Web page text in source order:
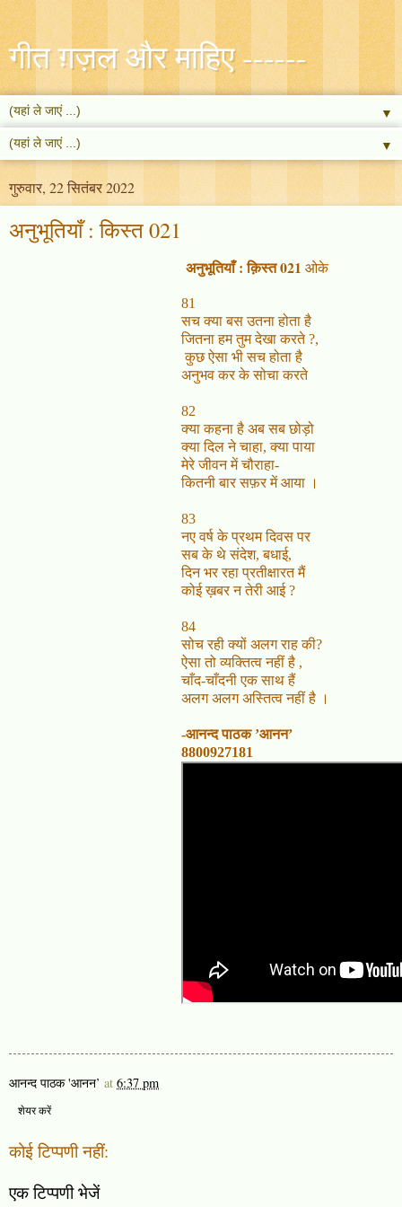
गीत ग़ज़ल और माहिए ------
▼
▼
गुरुवार, 22 सितंबर 2022
अनुभूतियाँ : किस्त 021
अनुभूतियाँ : क़िस्त 021 ओके
81
सच क्या बस उतना होता है
जितना हम तुम देखा करते ?,
कुछ ऐसा भी सच होता है
अनुभव कर के सोचा करते
82
क्या कहना है अब सब छोड़ो
क्या दिल ने चाहा, क्या पाया
मेरे जीवन में चौराहा-
कितनी बार सफ़र में आया ।
83
नए वर्ष के प्रथम दिवस पर
सब के थे संदेश, बधाई,
दिन भर रहा प्रतीक्षारत मैं
कोई ख़बर न तेरी आई ?
84
सोच रही क्यों अलग राह की?
ऐसा तो व्यक्तित्व नहीं है ,
चाँद-चाँदनी एक साथ हैं
अलग अलग अस्तित्व नहीं है ।
-आनन्द पाठक ’आनन’
8800927181
आनन्द पाठक 'आनन’ at 6:37 pm
शेयर करें
कोई टिप्पणी नहीं:
एक टिप्पणी भेजें